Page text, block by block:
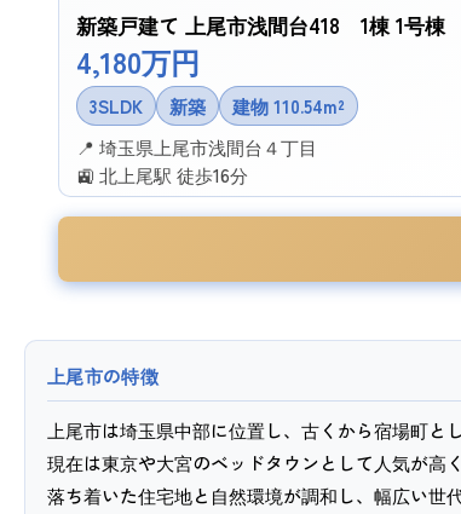
新築戸建て 上尾市浅間台418 1棟 1号棟
4,180万円
3SLDK 新築
建物 110.54m²
📍 埼玉県上尾市浅間台４丁目
🚉 北上尾駅 徒歩16分
上尾市の特徴
上尾市は埼玉県中部に位置し、古くから宿場町と
現在は東京や大宮のベッドタウンとして人気が高
落ち着いた住宅地と自然環境が調和し、幅広い世